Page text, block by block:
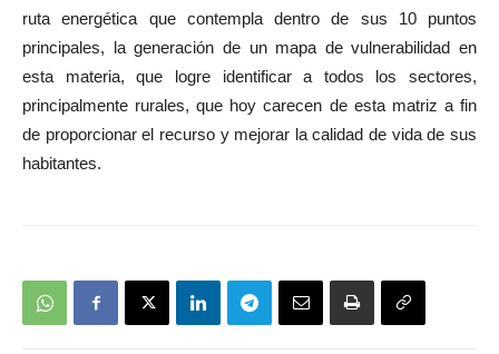
ruta energética que contempla dentro de sus 10 puntos
principales, la generación de un mapa de vulnerabilidad en
esta materia, que logre identificar a todos los sectores,
principalmente rurales, que hoy carecen de esta matriz a fin
de proporcionar el recurso y mejorar la calidad de vida de sus
habitantes.